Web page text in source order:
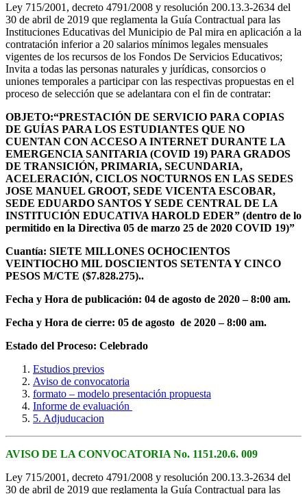
Ley 715/2001, decreto 4791/2008 y resolución 200.13.3-2634 del
30 de abril de 2019 que reglamenta la Guía Contractual para las
Instituciones Educativas del Municipio de Pal mira en aplicación a la
contratación inferior a 20 salarios mínimos legales mensuales
vigentes de los recursos de los Fondos De Servicios Educativos;
Invita a todas las personas naturales y jurídicas, consorcios o
uniones temporales a participar con las respectivas propuestas en el
proceso de selección que se adelantara con el fin de contratar:
OBJETO:“PRESTACIÓN DE SERVICIO PARA COPIAS
DE GUÍAS PARA LOS ESTUDIANTES QUE NO
CUENTAN CON ACCESO A INTERNET DURANTE LA
EMERGENCIA SANITARIA (COVID 19) PARA GRADOS
DE TRANSICIÓN, PRIMARIA, SECUNDARIA,
ACELERACIÓN, CICLOS NOCTURNOS EN LAS SEDES
JOSE MANUEL GROOT, SEDE VICENTA ESCOBAR,
SEDE EDUARDO SANTOS Y SEDE CENTRAL DE LA
INSTITUCIÓN EDUCATIVA HAROLD EDER” (dentro de lo
permitido en la Directiva 05 de marzo 25 de 2020 COVID 19)”
Cuantía: SIETE MILLONES OCHOCIENTOS
VEINTIOCHO MIL DOSCIENTOS SETENTA Y CINCO
PESOS M/CTE ($7.828.275)..
Fecha y Hora de publicación: 04 de agosto de 2020 – 8:00 am.
Fecha y Hora de cierre: 05 de agosto de 2020 – 8:00 am.
Estado del Proceso: Celebrado
Estudios previos
Aviso de convocatoria
formato – modelo presentación propuesta
Informe de evaluación
5. Adjuducacion
AVISO DE LA CONVOCATORIA No. 1151.20.6. 009
Ley 715/2001, decreto 4791/2008 y resolución 200.13.3-2634 del
30 de abril de 2019 que reglamenta la Guía Contractual para las